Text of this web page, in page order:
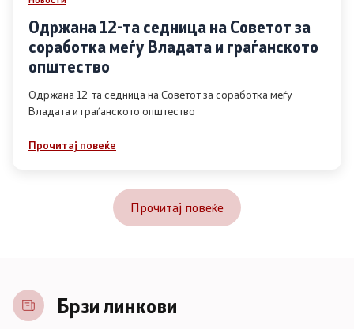
Одржана 12-та седница на Советот за
соработка меѓу Владата и граѓанското
општество
Одржана 12-та седница на Советот за соработка меѓу
Владата и граѓанското општество
Прочитај повеќе
Прочитај повеќе
Брзи линкови